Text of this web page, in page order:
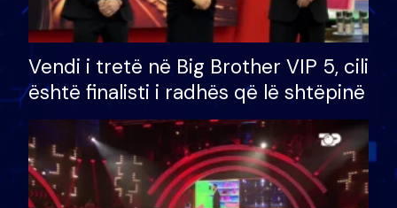
Vendi i tretë në Big Brother VIP 5, cili
është finalisti i radhës që lë shtëpinë